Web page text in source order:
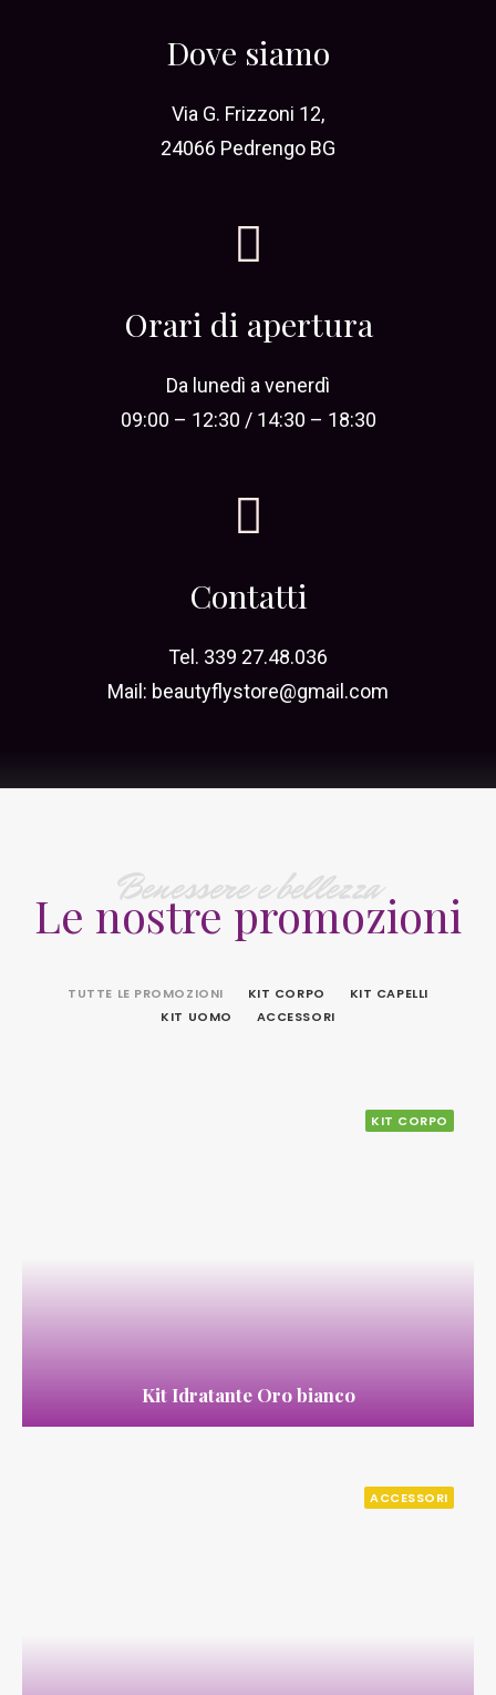
Dove siamo
Via G. Frizzoni 12,
24066 Pedrengo BG
Orari di apertura
Da lunedì a venerdì
09:00 – 12:30 / 14:30 – 18:30
Contatti
Tel. 339 27.48.036
Mail: beautyflystore@gmail.com
Benessere e bellezza
Le nostre promozioni
TUTTE LE PROMOZIONI KIT CORPO
KIT CAPELLI
KIT UOMO
ACCESSORI
KIT CORPO
Kit Idratante Oro bianco
ACCESSORI